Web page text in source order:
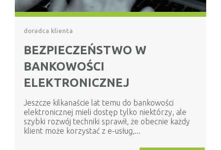
doradca klienta
BEZPIECZEŃSTWO W
BANKOWOŚCI
ELEKTRONICZNEJ
Jeszcze kilkanaście lat temu do bankowości
elektronicznej mieli dostęp tylko niektórzy, ale
szybki rozwój techniki sprawił, że obecnie każdy
klient może korzystać z e-usług,...